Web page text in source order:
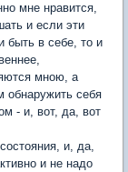
мне нравится,
и если эти
быть в себе, то и
мною, а
обнаружить себя
- и, вот, да, вот
и, да,
и не надо